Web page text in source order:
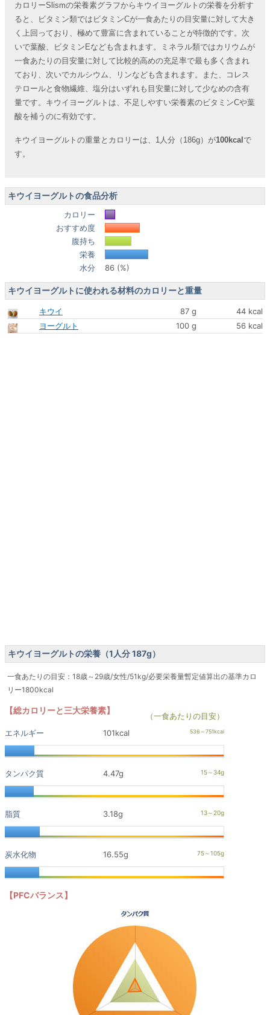
カロリーSlismの栄養素グラフからキウイヨーグルトの栄養を分析す
ると、ビタミン類ではビタミンCが一食あたりの目安量に対して大き
く上回っており、極めて豊富に含まれていることが特徴的です。次
いで葉酸、ビタミンEなども含まれます。ミネラル類ではカリウムが
一食あたりの目安量に対して比較的高めの充足率で最も多く含まれ
ており、次いでカルシウム、リンなども含まれます。また、コレス
テロールと食物繊維、塩分はいずれも目安量に対して少なめの含有
量です。キウイヨーグルトは、不足しやすい栄養素のビタミンCや葉
酸を補うのに有効です。
キウイヨーグルトの重量とカロリーは、1人分（186g）が100kcal で
す。
キウイヨーグルトの食品分析
カロリー
おすすめ度
腹持ち
栄養
水分
86 (%)
キウイヨーグルトに使われる材料のカロリーと重量
キウイ 87 g
44 kcal
ヨーグルト
100 g 56 kcal
キウイヨーグルトの栄養（1人分 187g）
一食あたりの目安：18歳～29歳/女性/51kg/必要栄養量暫定値算出の基準カロ
リー1800kcal
【総カロリーと三大栄養素】
（一食あたりの目安）
エネルギー
101kcal
タンパク質 4.47g
脂質 3.18g
炭水化物 16.55g
【PFCバランス】